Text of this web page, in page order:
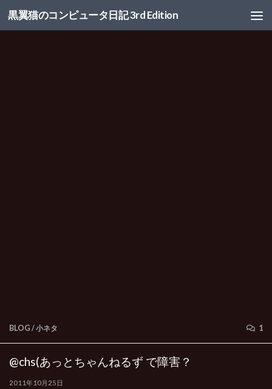
コンテンツへスキップ
黒翼猫のコンピュータ日記 3rd Edition
BLOG /小ネタ 1
@chs(あっとちゃんねるず で障害？
2011年10月25日